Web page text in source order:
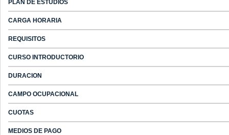
PLAN DE ESTUDIOS
CARGA HORARIA
REQUISITOS
CURSO INTRODUCTORIO
DURACION
CAMPO OCUPACIONAL
CUOTAS
MEDIOS DE PAGO